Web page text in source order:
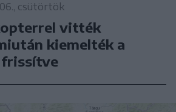
csütörtök
vitték
kiemelték a
frissítve